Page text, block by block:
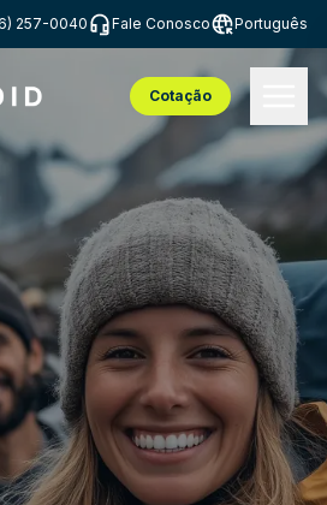
257-0040 Fale Conosco Português
Cotação